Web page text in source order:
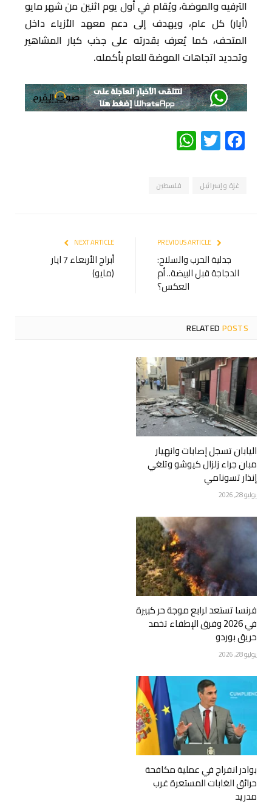
الترفيه والموضة، ويُقام في أول يوم اثنين من شهر مايو
(أيار) كل عام، ويهدف إلى دعم معهد الأزياء داخل
المتحف، كما يُعرف بقدرته على جذب كبار المشاهير
وتحديد اتجاهات الموضة للعام بأكمله.
Facebook
Twitter
WhatsApp
غزة وإسرائيل فلسطين
جدلية الحرب والسلاح:
الدجاجة قبل البيضة.. أم
العكس؟
NEXT ARTICLE
أبراج الأربعاء 7 ايار
(مايو)
RELATEDPOSTS
اليابان تسجل إصابات وانهيار
مبان جراء زلزال كيوشو وتلغي
إنذار تسونامي
يوليو 28, 2026
فرنسا تستعد لرابع موجة حر كبيرة
في 2026 وفرق الإطفاء تخمد
حريق بوردو
يوليو 28, 2026
بوادر انفراج في عملية مكافحة
حرائق الغابات المستعرة غرب
مدريد